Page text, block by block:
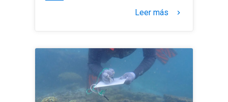
Leer más keyboard_arrow_right